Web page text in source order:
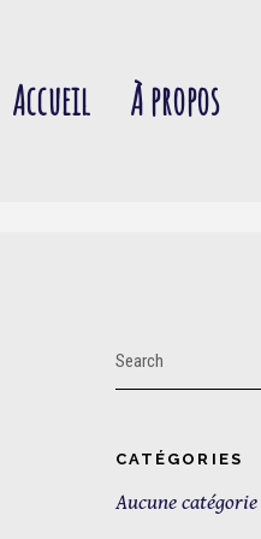
Accueil À propos
CATÉGORIES
Aucune catégorie